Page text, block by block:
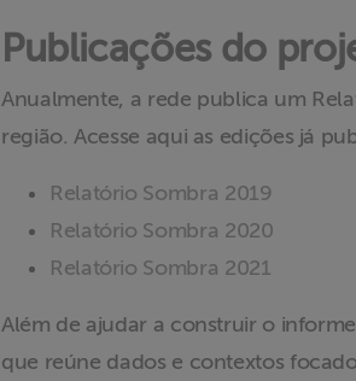
Publicações do
Anualmente, a rede publica um
região. Acesse aqui as edições já
Relatório Sombra 2019
Relatório Sombra 2020
Relatório Sombra 2021
Além de ajudar a construir o
que reúne dados e contextos